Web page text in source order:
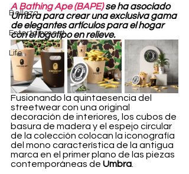
Belleza
Entertainment
Life
A Bathing Ape (BAPE) se ha asociado
Umbra para crear una exclusiva gama
de elegantes artículos para el hogar
con el logotipo en relieve.
Fusionando la quintaesencia del
streetwear con una original
decoración de interiores, los cubos de
basura de madera y el espejo circular
de la colección colocan la iconografía
del mono característica de la antigua
marca en el primer plano de las piezas
contemporáneas de Umbra